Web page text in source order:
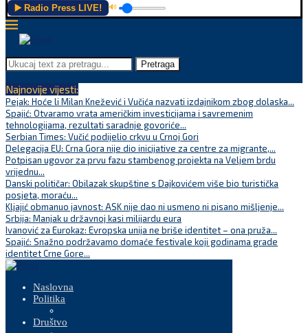
▶️ Radio Press LIVE! 🔊
Pretraga
Najnovije vijesti:
Pejak: Hoće li Milan Knežević i Vučića nazvati izdajnikom zbog dolaska...
Spajić: Otvaramo vrata američkim investicijama i savremenim
tehnologijama, rezultati saradnje govoriće...
Serbian Times: Vučić podijelio crkvu u Crnoj Gori
Delegacija EU: Crna Gora nije dio inicijative za centre za migrante,...
Potpisan ugovor za prvu fazu stambenog projekta na Veljem brdu
vrijednu...
Danski političar: Obilazak skupštine s Dajkovićem više bio turistička
posjeta, moraću...
Kljajić obmanuo javnost: ASK nije dao ni usmeno ni pisano mišljenje...
Srbija: Manjak u državnoj kasi milijardu eura
Ivanović za Eurokaz: Evropska unija ne briše identitet – ona pruža...
Spajić: Snažno podržavamo domaće festivale koji godinama grade
identitet Crne Gore...
Naslovna
Politika
Društvo